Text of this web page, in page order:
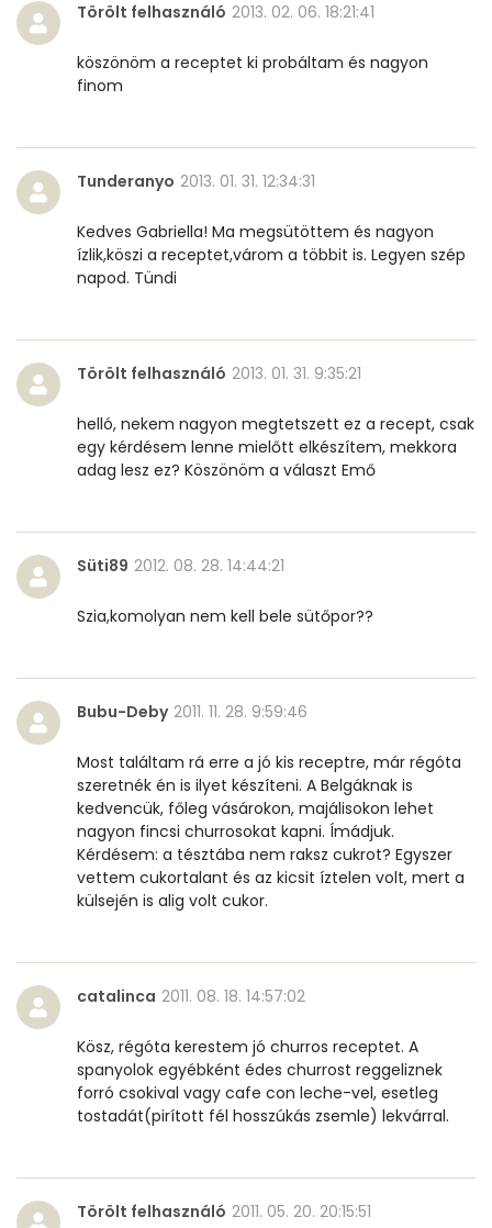
Cukor
Víz
Összesen 96.4 g
Összesen
A vitamin (RAE):
0 micro
B6 vitamin:
E vitamin:
C vitamin:
D vitamin:
0 micro
K vitamin:
Tiamin - B1 vitamin:
0 mg
Riboflavin - B2 vitamin:
0 mg
Niacin - B3 vitamin:
1 mg
Retinol - A vitamin:
0 micro
α-karotin
0 micro
β-karotin
0 micro
Törölt felhasználó 2013. 02. 06. 18:21:41
köszönöm a receptet ki probáltam és nagyon
finom
Tunderanyo 2013. 01. 31. 12:34:31
Kedves Gabriella! Ma megsütöttem és nagyon
ízlik,köszi a receptet,várom a többit is. Legyen szép
napod. Tündi
Törölt felhasználó 2013. 01. 31. 9:35:21
helló, nekem nagyon megtetszett ez a recept, csak
egy kérdésem lenne mielőtt elkészítem, mekkora
adag lesz ez? Köszönöm a választ Emő
Süti89 2012. 08. 28. 14:44:21
Szia,komolyan nem kell bele sütőpor??
Bubu-Deby 2011. 11. 28. 9:59:46
Most találtam rá erre a jó kis receptre, már régóta
szeretnék én is ilyet készíteni. A Belgáknak is
kedvencük, főleg vásárokon, majálisokon lehet
nagyon fincsi churrosokat kapni. Ímádjuk.
Kérdésem: a tésztába nem raksz cukrot? Egyszer
vettem cukortalant és az kicsit íztelen volt, mert a
külsején is alig volt cukor.
catalinca 2011. 08. 18. 14:57:02
Kösz, régóta kerestem jó churros receptet. A
spanyolok egyébként édes churrost reggeliznek
forró csokival vagy cafe con leche-vel, esetleg
tostadát(pirított fél hosszúkás zsemle) lekvárral.
Törölt felhasználó 2011. 05. 20. 20:15:51